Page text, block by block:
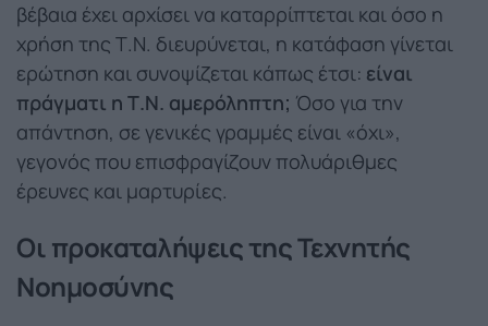
βέβαια έχει αρχίσει να καταρρίπτεται και όσο η
χρήση της Τ.Ν. διευρύνεται, η κατάφαση γίνεται
ερώτηση και συνοψίζεται κάπως έτσι: είναι
πράγματι η Τ.Ν. αμερόληπτη; Όσο για την
απάντηση, σε γενικές γραμμές είναι «όχι»,
γεγονός που επισφραγίζουν πολυάριθμες
έρευνες και μαρτυρίες.
Οι προκαταλήψεις της Τεχνητής
Νοημοσύνης